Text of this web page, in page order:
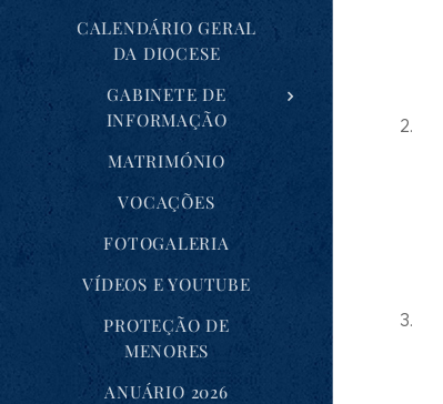
CALENDÁRIO GERAL
DA DIOCESE
GABINETE DE
INFORMAÇÃO
MATRIMÓNIO
VOCAÇÕES
FOTOGALERIA
VÍDEOS E YOUTUBE
PROTEÇÃO DE
MENORES
ANUÁRIO 2026